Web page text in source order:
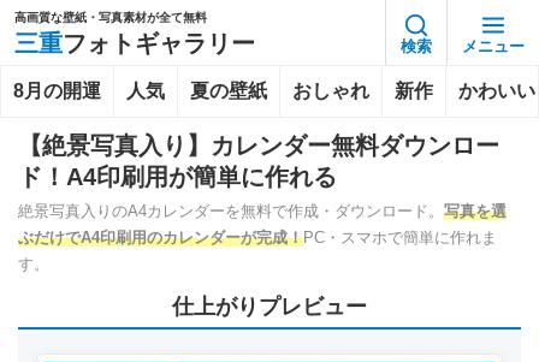
高画質な壁紙・写真素材が全て無料
三重フォトギャラリー 検索 メニュー
8月の開運 人気 夏の壁紙 おしゃれ 新作 かわいい
【絶景写真入り】カレンダー無料ダウンロー
ド！A4印刷用が簡単に作れる
絶景写真入りのA4カレンダーを無料で作成・ダウンロード。 写真を選
ぶだけでA4印刷用のカレンダーが完成！PC・スマホで簡単に作れま
す。
仕上がりプレビュー